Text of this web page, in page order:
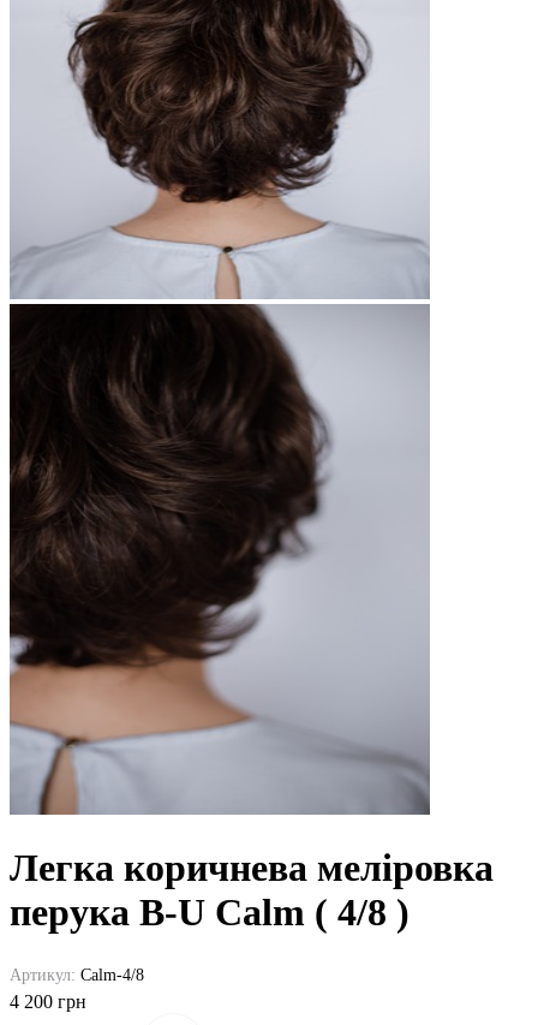
Легка коричнева меліровка
перука B-U Calm ( 4/8 )
Артикул: Calm-4/8
4 200 грн